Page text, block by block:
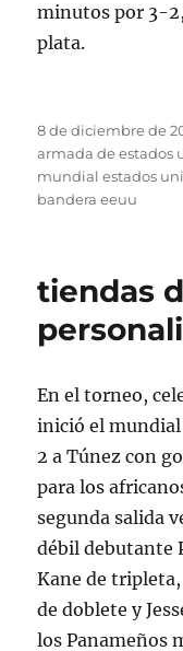
minutos por 3-
plata.
Publicado
el
8 de diciembre de
armada de estados
mundial estados
bandera eeuu
tiendas
En el torneo,
inició el
2 a Túnez con
para los
segunda salida
débil debutante
Kane de
de doblete y
los Panameños